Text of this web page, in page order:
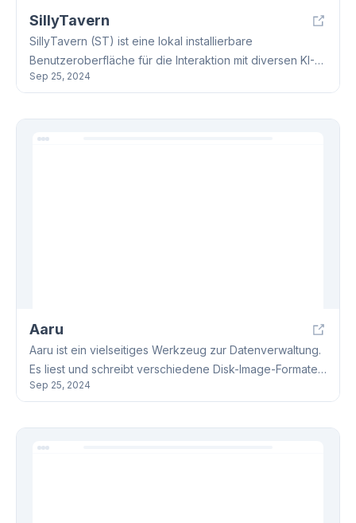
SillyTavern
SillyTavern (ST) ist eine lokal installierbare
Benutzeroberfläche für die Interaktion mit diversen KI-
Modellen, darunter LLMs wie OpenAI, KoboldAI und
Bildgenerierung (Stable Diffusion, DALL-E) und Text-to-
Speech. SillyTavern ist Open Source und unter AGPL-3.0
Sep 25, 2024
Aaru
Aaru ist ein vielseitiges Werkzeug zur Datenverwaltung.
Es liest und schreibt verschiedene Disk-Image-Formate
(z.B. Alcohol 120%, Apple Disk Copy, VirtualBox),
mittels Prüfsummen (Adler-32, CRC-32, SHA-2). Aaru,
basierend auf .NET 7, ist plattformübergreifend
Sep 25, 2024